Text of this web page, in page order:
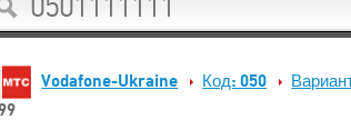
Vodafone-Ukraine Код: 050